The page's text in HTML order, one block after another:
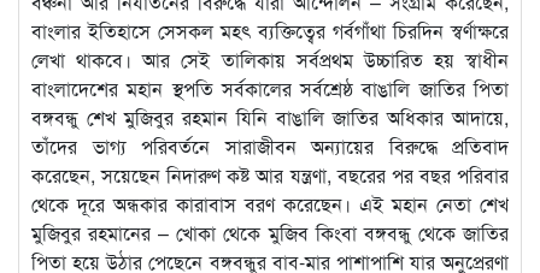
বাংলার ইতিহাসে সেসকল মহৎ ব্যক্তিত্বের গর্বগাঁথা চিরদিন স্বর্ণাক্ষরে
লেখা থাকবে। আর সেই তালিকায় সর্বপ্রথম উচ্চারিত হয় স্বাধীন
বাংলাদেশের মহান স্থপতি সর্বকালের সর্বশ্রেষ্ঠ বাঙালি জাতির পিতা
বঙ্গবন্ধু শেখ মুজিবুর রহমান যিনি বাঙালি জাতির অধিকার আদায়ে,
তাঁদের ভাগ্য পরিবর্তনে সারাজীবন অন্যায়ের বিরুদ্ধে প্রতিবাদ
করেছেন, সয়েছেন নিদারুণ কষ্ট আর যন্ত্রণা, বছরের পর বছর পরিবার
থেকে দূরে অন্ধকার কারাবাস বরণ করেছেন। এই মহান নেতা শেখ
মুজিবুর রহমানের – খোকা থেকে মুজিব কিংবা বঙ্গবন্ধু থেকে জাতির
পিতা হয়ে উঠার পেছেনে বঙ্গবন্ধুর বাব-মার পাশাপাশি যার অনুপ্রেরণা